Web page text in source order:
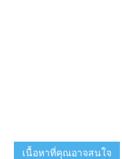
เนื้อหาที่คุณอาจสนใจ